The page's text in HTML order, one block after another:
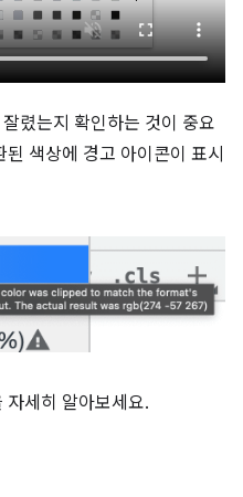
렸는지 확인하는 것이 중요
색상에 경고 아이콘이 표시
자세히 알아보세요.